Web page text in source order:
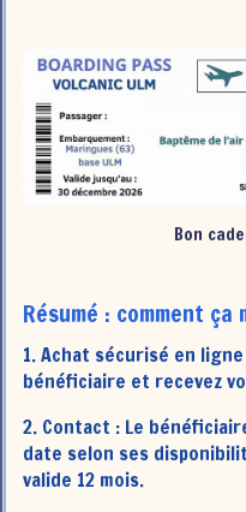
Bon
Résumé : comment ça
1. Achat sécurisé en
bénéficiaire et recevez
2. Contact : Le
date selon ses
valide 12 mois.